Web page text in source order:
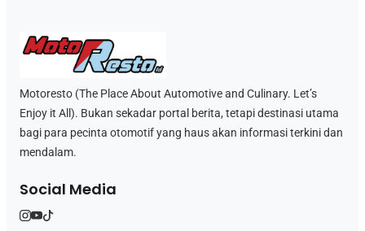
Motoresto (The Place About Automotive and Culinary. Let’s
Enjoy it All). Bukan sekadar portal berita, tetapi destinasi utama
bagi para pecinta otomotif yang haus akan informasi terkini dan
mendalam.
Social Media